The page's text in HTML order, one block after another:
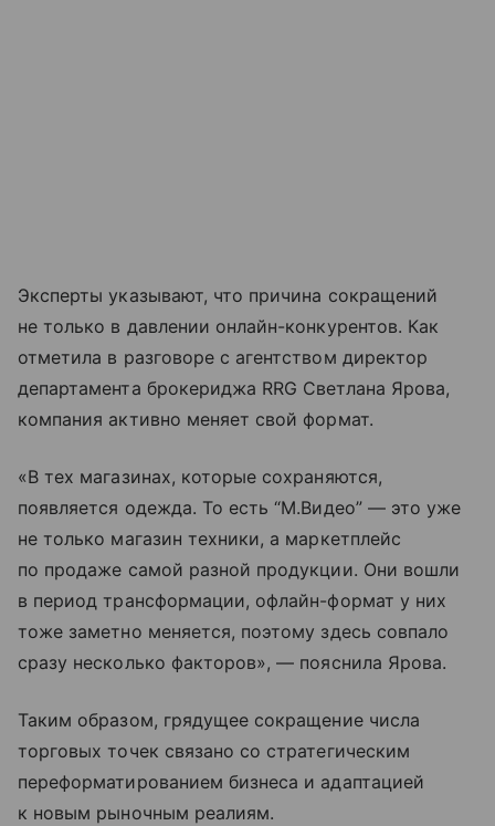
Эксперты указывают, что причина сокращений
не только в давлении онлайн-конкурентов. Как
отметила в разговоре с агентством директор
департамента брокериджа RRG Светлана Ярова,
компания активно меняет свой формат.
«В тех магазинах, которые сохраняются,
появляется одежда. То есть “М.Видео” — это уже
не только магазин техники, а маркетплейс
по продаже самой разной продукции. Они вошли
в период трансформации, офлайн-формат у них
тоже заметно меняется, поэтому здесь совпало
сразу несколько факторов», — пояснила Ярова.
Таким образом, грядущее сокращение числа
торговых точек связано со стратегическим
переформатированием бизнеса и адаптацией
к новым рыночным реалиям.